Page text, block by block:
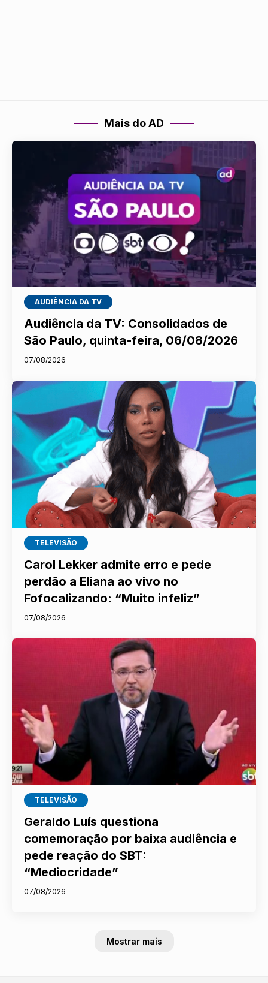
Mais do AD
AUDIÊNCIA DA TV
Audiência da TV: Consolidados de
São Paulo, quinta-feira, 06/08/2026
07/08/2026
TELEVISÃO
Carol Lekker admite erro e pede
perdão a Eliana ao vivo no
Fofocalizando: “Muito infeliz”
07/08/2026
TELEVISÃO
Geraldo Luís questiona
comemoração por baixa audiência e
pede reação do SBT:
“Mediocridade”
07/08/2026
Mostrar mais